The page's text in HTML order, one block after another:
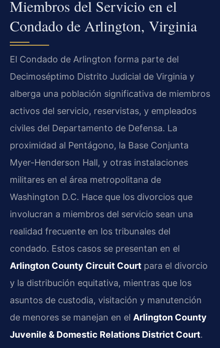
Miembros del Servicio en el
Condado de Arlington, Virginia
El Condado de Arlington forma parte del
Decimoséptimo Distrito Judicial de Virginia y
alberga una población significativa de miembros
activos del servicio, reservistas, y empleados
civiles del Departamento de Defensa. La
proximidad al Pentágono, la Base Conjunta
Myer-Henderson Hall, y otras instalaciones
militares en el área metropolitana de
Washington D.C. Hace que los divorcios que
involucran a miembros del servicio sean una
realidad frecuente en los tribunales del
condado. Estos casos se presentan en el
Arlington County Circuit Court para el divorcio
y la distribución equitativa, mientras que los
asuntos de custodia, visitación y manutención
de menores se manejan en el Arlington County
Juvenile & Domestic Relations District Court.